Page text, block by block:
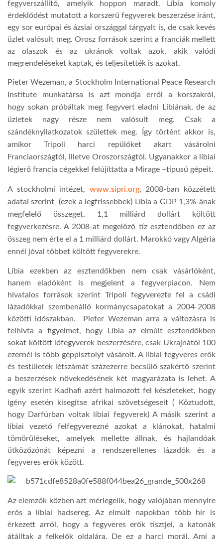
fegyverszállító, amelyik hoppon maradt. Líbia komoly
érdeklődést mutatott a korszerű fegyverek beszerzése iránt,
egy sor európai és ázsiai országgal tárgyalt is, de csak kevés
üzlet valósult meg. Orosz források szerint a franciák mellett
az olaszok és az ukránok voltak azok, akik valódi
megrendeléseket kaptak, és teljesítették is azokat.
Pieter Wezeman, a Stockholm International Peace Research
Institute munkatársa is azt mondja erről a korszakról,
hogy sokan próbáltak meg fegyvert eladni Líbiának, de az
üzletek nagy része nem valósult meg. Csak a
szándéknyilatkozatok születtek meg. Így történt akkor is,
amikor Tripoli harci repülőket akart vásárolni
Franciaországtól, illetve Oroszországtól. Ugyanakkor a líbiai
légierő francia cégekkel felújíttatta a Mirage –típusú gépeit.
A stockholmi intézet, www.sipri.org, 2008-ban közzétett
adatai szerint (ezek a legfrissebbek) Líbia a GDP 1,3%-ának
megfelelő összeget, 1,1 milliárd dollárt költött
fegyverkezésre. A 2008-at megelőző tíz esztendőben ez az
összeg nem érte el a 1 milliárd dollárt. Marokkó vagy Algéria
ennél jóval többet költött fegyverekre.
Líbia ezekben az esztendőkben nem csak vásárlóként,
hanem eladóként is megjelent a fegyverpiacon. Nem
hivatalos források szerint Tripoli fegyverezte fel a csádi
lázadókkal szembenálló kormánycsapatokat a 2004-2008
közötti időszakban. Pieter Wezeman arra a változásra is
felhívta a figyelmet, hogy Líbia az elmúlt esztendőkben
sokat költött lőfegyverek beszerzésére, csak Ukrajnától 100
ezernél is több géppisztolyt vásárolt. A líbiai fegyveres erők
és testületek létszámát százezerre becsülő szakértő szerint
a beszerzések növekedésének két magyarázata is lehet. A
egyik szerint Kadhafi azért halmozott fel készleteket, hogy
igény esetén kisegítse afrikai szövetségeseit ( Köztudott,
hogy Darfúrban voltak líbiai fegyverek) A másik szerint a
líbiai vezető felfegyverezné azokat a klánokat, hatalmi
tömörüléseket, amelyek mellette állnak, és hajlandóak
ütközőzónát képezni a rendszerellenes lázadók és a
fegyveres erők között.
Az elemzők közben azt mérlegelik, hogy valójában mennyire
erős a líbiai hadsereg. Az elmúlt napokban több hír is
érkezett arról, hogy a fegyveres erők tisztjei, a katonák
átálltak a felkelők oldalára. De ez a harci morál. Ami a